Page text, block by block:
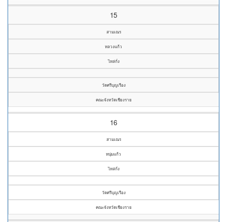
15
สามเณร
หลวงแก้ว
ไหล่กั่ง
วัดศรีบุญเรือง
คณะจังหวัดเชียงราย
16
สามเณร
หนุ่มแก้ว
ไหล่กั่ง
วัดศรีบุญเรือง
คณะจังหวัดเชียงราย